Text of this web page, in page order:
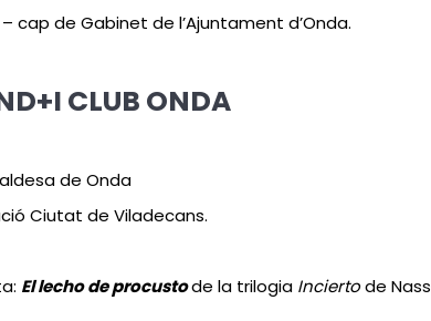
cap de Gabinet de l’Ajuntament d’Onda.
CLUB ONDA
de Onda
Ciutat de Viladecans.
El lecho de procustode la trilogia Inciertode